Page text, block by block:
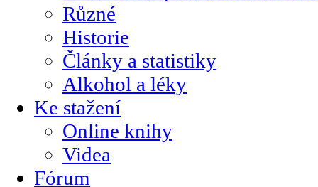
Různé
Historie
Články a statistiky
Alkohol a léky
Ke stažení
Online knihy
Videa
Fórum